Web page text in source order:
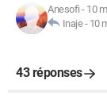
Anesofi - 10
Inaje- 10
43 réponses